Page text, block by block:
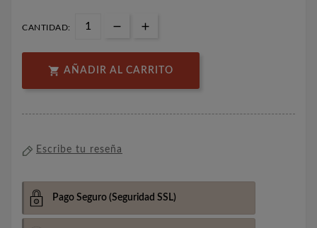
CANTIDAD:
 AÑADIR AL CARRITO
Escribe tu reseña
Pago Seguro (Seguridad SSL)